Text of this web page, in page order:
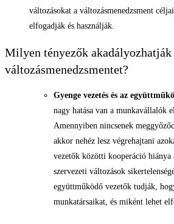
változásokat a változásmenedzsment
elfogadják és használják.
Milyen tényezők akadályozhatják
változásmenedzsmentet?
Gyenge vezetés és az
nagy hatása van a munkavállalók
Amennyiben nincsenek
akkor nehéz lesz végrehajtani
vezetők közötti kooperáció
szervezeti változások
együttműködő vezetők tudják,
munkatársaikat, és miként lehet